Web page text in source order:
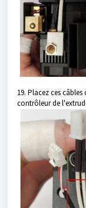
19. Placez ces
contrôleur de